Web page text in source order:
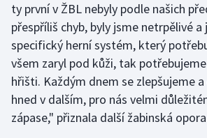
Olympijské hry
Parasport
Plavání
Plážový volejbal
ty první v ŽBL nebyly podle našich
přespříliš chyb, byly jsme netrpělivé
specifický herní systém, který
všem zaryl pod kůži, tak
hřišti. Každým dnem se zlepšujeme
hned v dalším, pro nás velmi
zápase," přiznala další žabinská